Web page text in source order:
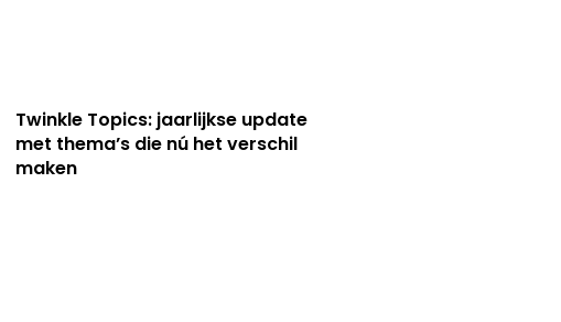
Twinkle Topics: jaarlijkse update
met thema’s die nú het verschil
maken